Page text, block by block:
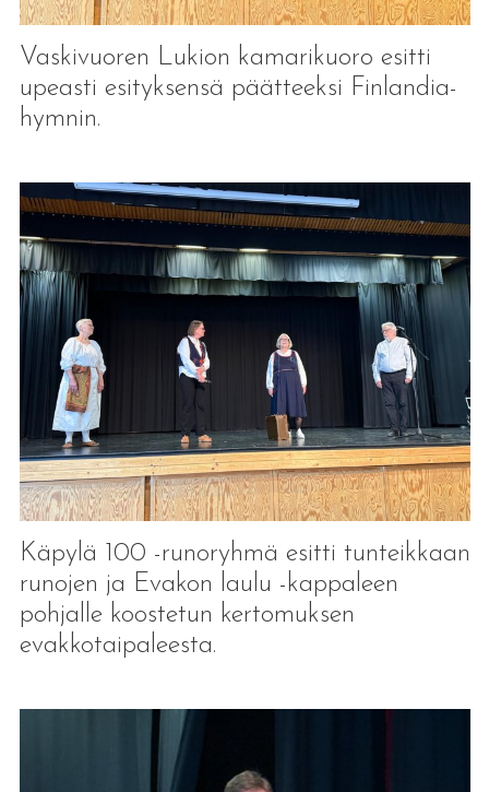
Vaskivuoren Lukion kamarikuoro esitti
upeasti esityksensä päätteeksi Finlandia-
hymnin.
Käpylä 100 -runoryhmä esitti tunteikkaan
runojen ja Evakon laulu -kappaleen
pohjalle koostetun kertomuksen
evakkotaipaleesta.